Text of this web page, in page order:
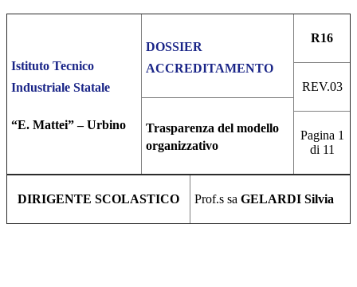
Istituto Tecnico
Industriale Statale
“E. Mattei” – Urbino
DOSSIER
ACCREDITAMENTO
R16
REV.03
Trasparenza del modello
organizzativo
Pagina 1
di 11
DIRIGENTE SCOLASTICO Prof.s sa GELARDI Silvia